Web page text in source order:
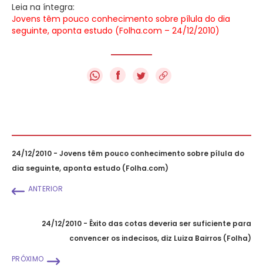
Leia na íntegra:
Jovens têm pouco conhecimento sobre pílula do dia
seguinte, aponta estudo (Folha.com – 24/12/2010)
f
24/12/2010 - Jovens têm pouco conhecimento sobre pílula do
dia seguinte, aponta estudo (Folha.com)
ANTERIOR
24/12/2010 - Êxito das cotas deveria ser suficiente para
convencer os indecisos, diz Luiza Bairros (Folha)
PRÓXIMO